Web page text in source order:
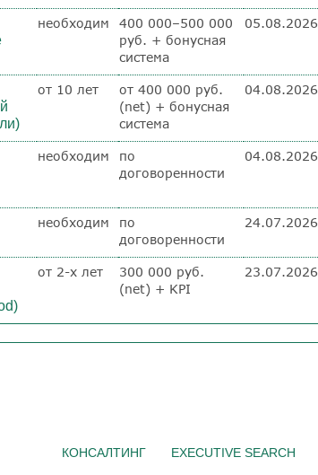
необходим
400 000–500 000
руб. + бонусная
система
05.08.2026
от 10 лет
от 400 000 руб.
(net) + бонусная
система
04.08.2026
необходим
по
договоренности
04.08.2026
необходим
по
договоренности
24.07.2026
от 2-х лет
300 000 руб.
(net) + KPI
23.07.2026
КОНСАЛТИНГ EXECUTIVE SEARCH